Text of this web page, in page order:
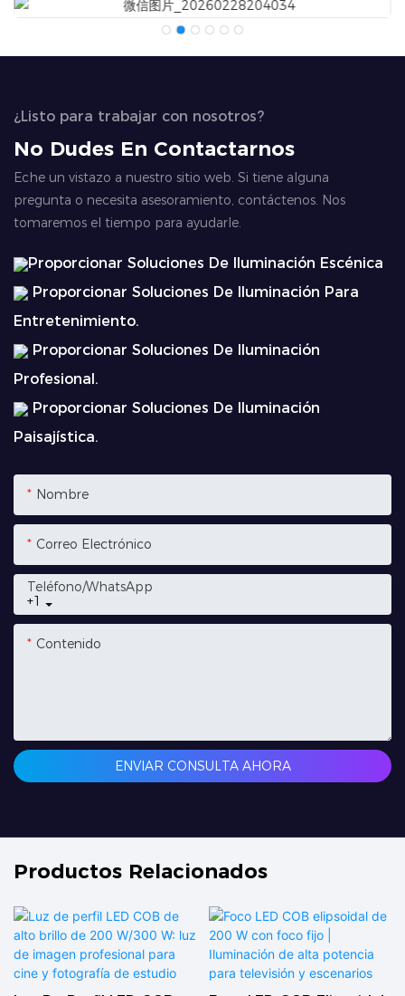
¿Listo para trabajar con nosotros?
No Dudes En Contactarnos
Eche un vistazo a nuestro sitio web. Si tiene alguna
pregunta o necesita asesoramiento, contáctenos. Nos
tomaremos el tiempo para ayudarle.
Proporcionar Soluciones De Iluminación Escénica
Proporcionar Soluciones De Iluminación Para
Entretenimiento.
Proporcionar Soluciones De Iluminación
Profesional.
Proporcionar Soluciones De Iluminación
Paisajística.
Nombre
Correo Electrónico
+1
Teléfono/WhatsApp
Contenido
ENVIAR CONSULTA AHORA
Productos Relacionados